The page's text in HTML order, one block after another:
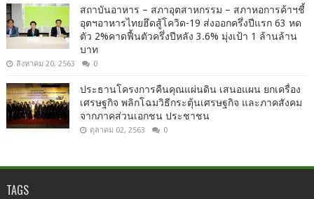
สถาบันอาหาร – สภาอุตสาหกรรม – สภาหอการค้าฯชี้
อุตฯอาหารไทยฮึดสู้โควิด-19 ส่งออกครึ่งปีแรก 63 หด
ตัว 2%คาดฟื้นตัวครึ่งปีหลัง 3.6% มุ่งเป้า 1 ล้านล้าน
บาท
สิงหาคม 20, 2563 0
ประธานโครงการคืนคุณแผ่นดิน เสนอแผน ยกเครื่อง
เศรษฐกิจ พลิกโฉมวิธีกระตุ้นเศรษฐกิจ และภาคสังคม
จากภาคส่วนเอกชน ประชาชน
ตุลาคม 02, 2563 0
TAGS